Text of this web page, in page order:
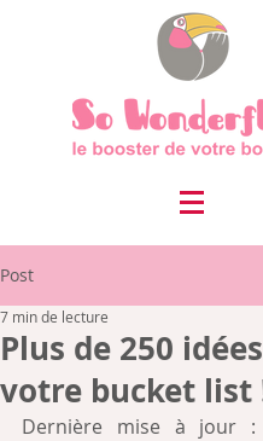
Post
Plus de 250
votre bucket list
7 min de lecture
Dernière mise à jour :